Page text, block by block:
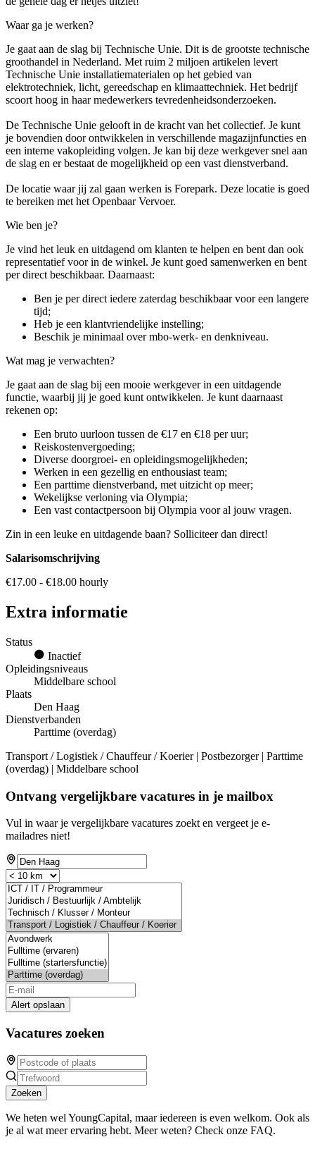
Waar ga je werken?
Je gaat aan de slag bij Technische Unie. Dit is de grootste technische
groothandel in Nederland. Met ruim 2 miljoen artikelen levert
Technische Unie installatiematerialen op het gebied van
elektrotechniek, licht, gereedschap en klimaattechniek. Het bedrijf
scoort hoog in haar medewerkers tevredenheidsonderzoeken.
De Technische Unie gelooft in de kracht van het collectief. Je kunt
je bovendien door ontwikkelen in verschillende magazijnfuncties en
een interne vakopleiding volgen. Je kan bij deze werkgever snel aan
de slag en er bestaat de mogelijkheid op een vast dienstverband.
De locatie waar jij zal gaan werken is Forepark. Deze locatie is goed
te bereiken met het Openbaar Vervoer.
Wie ben je?
Je vind het leuk en uitdagend om klanten te helpen en bent dan ook
representatief voor in de winkel. Je kunt goed samenwerken en bent
per direct beschikbaar. Daarnaast:
Ben je per direct iedere zaterdag beschikbaar voor een langere
tijd;
Heb je een klantvriendelijke instelling;
Beschik je minimaal over mbo-werk- en denkniveau.
Wat mag je verwachten?
Je gaat aan de slag bij een mooie werkgever in een uitdagende
functie, waarbij jij je goed kunt ontwikkelen. Je kunt daarnaast
rekenen op:
Een bruto uurloon tussen de €17 en €18 per uur;
Reiskostenvergoeding;
Diverse doorgroei- en opleidingsmogelijkheden;
Werken in een gezellig en enthousiast team;
Een parttime dienstverband, met uitzicht op meer;
Wekelijkse verloning via Olympia;
Een vast contactpersoon bij Olympia voor al jouw vragen.
Zin in een leuke en uitdagende baan? Solliciteer dan direct!
Salarisomschrijving
€17.00 - €18.00 hourly
Extra informatie
Status
Inactief
Opleidingsniveaus
Middelbare school
Plaats
Den Haag
Dienstverbanden
Parttime (overdag)
Transport / Logistiek / Chauffeur / Koerier | Postbezorger | Parttime
(overdag) | Middelbare school
Ontvang vergelijkbare vacatures in je mailbox
Vul in waar je vergelijkbare vacatures zoekt en vergeet je e-
mailadres niet!
Alert opslaan
Vacatures zoeken
Zoeken
We heten wel YoungCapital, maar iedereen is even welkom. Ook als
je al wat meer ervaring hebt. Meer weten? Check onze FAQ.